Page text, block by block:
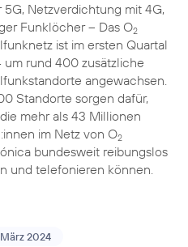
5G, Netzverdichtung mit 4G,
Funklöcher – Das O2
ist im ersten Quartal
um rund 400 zusätzliche
angewachsen.
Standorte sorgen dafür,
mehr als 43 Millionen
im Netz von O2
bundesweit reibungslos
und telefonieren können.
2024